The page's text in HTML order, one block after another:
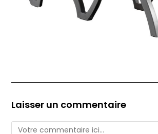
Laisser un commentaire
Comment